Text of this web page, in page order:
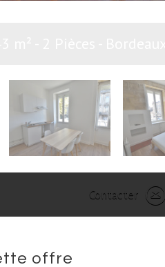
Contacter
offre